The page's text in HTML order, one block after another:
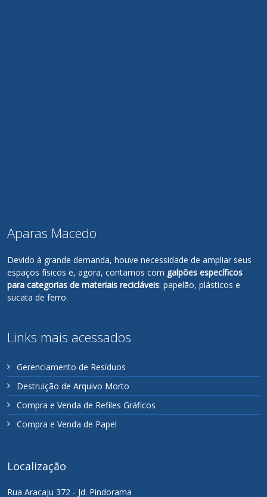
Aparas Macedo
Devido à grande demanda, houve necessidade de ampliar seus
espaços físicos e, agora, contamos com galpões específicos
para categorias de materiais recicláveis: papelão, plásticos e
sucata de ferro.
Links mais acessados
Gerenciamento de Resíduos
Destruição de Arquivo Morto
Compra e Venda de Refiles Gráficos
Compra e Venda de Papel
Localização
Rua Aracaju 372 - Jd. Pindorama